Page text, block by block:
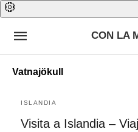
CON LA
Vatnajökull
ISLANDIA
Visita a Islandia –